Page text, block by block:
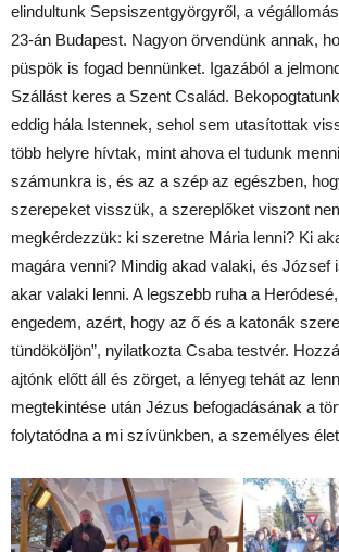
elindultunk Sepsiszentgyörgyről, a
23-án Budapest. Nagyon örvendünk annak,
püspök is fogad bennünket. Igazából a
Szállást keres a Szent Család.
eddig hála Istennek, sehol sem utasítottak
több helyre hívtak, mint ahova el tudunk
számunkra is, és az a szép az egészben,
szerepeket visszük, a szereplőket viszont
megkérdezzük: ki szeretne Mária lenni? Ki
magára venni? Mindig akad valaki, és József
akar valaki lenni. A legszebb ruha a
engedem, azért, hogy az ő és a katonák
tündököljön”, nyilatkozta Csaba testvér.
ajtónk előtt áll és zörget, a lényeg tehát az
megtekintése után Jézus befogadásának a
folytatódna a mi szívünkben, a személyes